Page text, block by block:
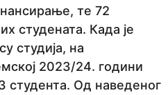
те 72
студената. Када је
студија, на
2023/24. години
студента. Од наведеног